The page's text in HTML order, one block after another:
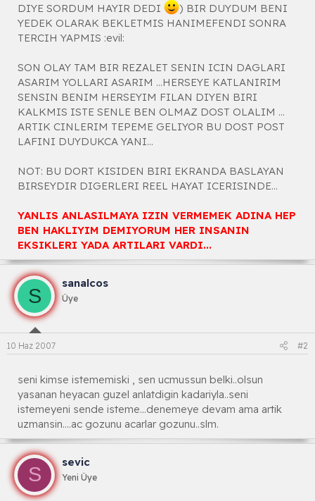
DIYE SORDUM HAYIR DEDI
) BIR DUYDUM BENI
YEDEK OLARAK BEKLETMIS HANIMEFENDI SONRA
TERCIH YAPMIS :evil:
SON OLAY TAM BIR REZALET SENIN ICIN DAGLARI
ASARIM YOLLARI ASARIM ...HERSEYE KATLANIRIM
SENSIN BENIM HERSEYIM FILAN DIYEN BIRI
KALKMIS ISTE SENLE BEN OLMAZ DOST OLALIM ...
ARTIK CINLERIM TEPEME GELIYOR BU DOST POST
LAFINI DUYDUKCA YANI...
NOT: BU DORT KISIDEN BIRI EKRANDA BASLAYAN
BIRSEYDIR DIGERLERI REEL HAYAT ICERISINDE...
YANLIS ANLASILMAYA IZIN VERMEMEK ADINA HEP
BEN HAKLIYIM DEMIYORUM HER INSANIN
EKSIKLERI YADA ARTILARI VARDI...
S
sanalcos
Üye
10 Haz 2007 #2
seni kimse istememiski , sen ucmussun belki..olsun
yasanan heyacan guzel anlatdigin kadariyla..seni
istemeyeni sende isteme...denemeye devam ama artik
uzmansin....ac gozunu acarlar gozunu..slm.
S
sevic
Yeni Üye